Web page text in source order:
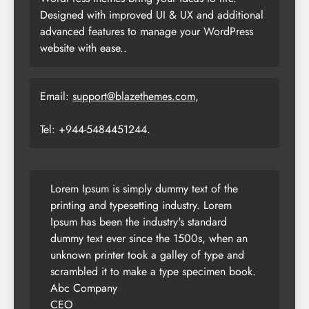
Designed with improved UI & UX and additional
advanced features to manage your WordPress
website with ease..
Email: support@blazethemes.com,
Tel: +944-5484451244.
Lorem Ipsum is simply dummy text of the
printing and typesetting industry. Lorem
Ipsum has been the industry's standard
dummy text ever since the 1500s, when an
unknown printer took a galley of type and
scrambled it to make a type specimen book.
Abc Company
CEO